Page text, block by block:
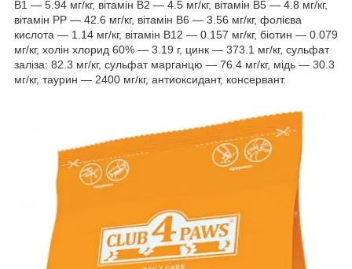
В1 — 5.94 мг/кг, вітамін В2 — 4.5 мг/кг, вітамін В5 — 4.8 мг/кг,
вітамін РР — 42.6 мг/кг, вітамін В6 — 3.56 мг/кг, фолієва
кислота — 1.14 мг/кг, вітамін В12 — 0.157 мг/кг, біотин — 0.079
мг/кг, холін хлорид 60% — 3.19 г, цинк — 373.1 мг/кг, сульфат
заліза: 82.3 мг/кг, сульфат марганцю — 76.4 мг/кг, мідь — 30.3
мг/кг, таурин — 2400 мг/кг, антиоксидант, консервант.